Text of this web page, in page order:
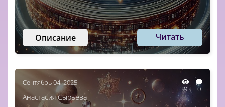
Описание Читать
Сентябрь 04, 2025
393 0
Анастасия Сырьева